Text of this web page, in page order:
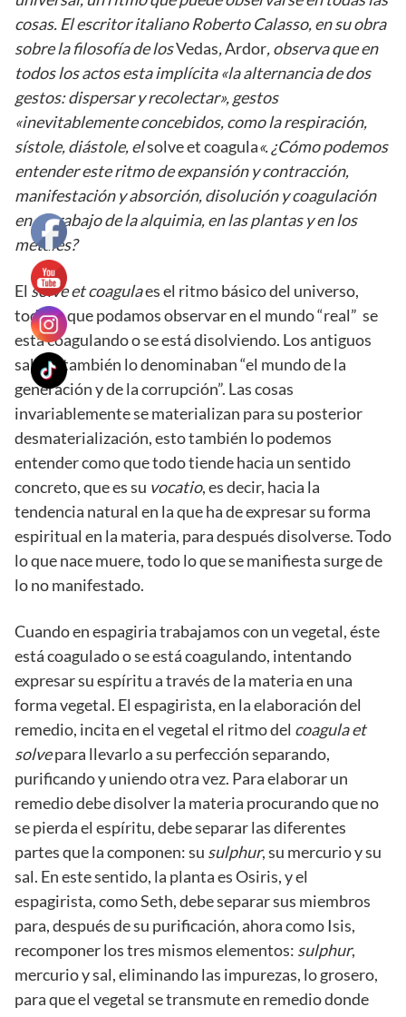
cosas. El escritor italiano Roberto Calasso, en su obra
sobre la filosofía de losVedas,Ardor, observa que en
todos los actos esta implícita «la alternancia de dos
gestos: dispersar y recolectar», gestos
«inevitablemente concebidos, como la respiración,
sístole, diástole, elsolve et coagula«. ¿Cómo podemos
entender este ritmo de expansión y contracción,
manifestación y absorción, disolución y coagulación
en el trabajo de la alquimia, en las plantas y en los
metales?
El solve et coagulaes el ritmo básico del universo,
todo lo que podamos observar en el mundo “real” se
está coagulando o se está disolviendo. Los antiguos
sabios también lo denominaban “el mundo de la
generación y de la corrupción”. Las cosas
invariablemente se materializan para su posterior
desmaterialización, esto también lo podemos
entender como que todo tiende hacia un sentido
concreto, que es su vocatio, es decir, hacia la
tendencia natural en la que ha de expresar su forma
espiritual en la materia, para después disolverse. Todo
lo que nace muere, todo lo que se manifiesta surge de
lo no manifestado.
Cuando en espagiria trabajamos con un vegetal, éste
está coagulado o se está coagulando, intentando
expresar su espíritu a través de la materia en una
forma vegetal. El espagirista, en la elaboración del
remedio, incita en el vegetal el ritmo del coagula et
solvepara llevarlo a su perfección separando,
purificando y uniendo otra vez. Para elaborar un
remedio debe disolver la materia procurando que no
se pierda el espíritu, debe separar las diferentes
partes que la componen: su sulphur, su mercurio y su
sal. En este sentido, la planta es Osiris, y el
espagirista, como Seth, debe separar sus miembros
para, después de su purificación, ahora como Isis,
recomponer los tres mismos elementos: sulphur,
mercurio y sal, eliminando las impurezas, lo grosero,
para que el vegetal se transmute en remedio donde